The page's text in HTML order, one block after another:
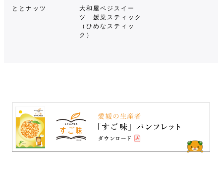
ととナッツ
大和屋ベジスイー
ツ 媛菜スティック
（ひめなスティッ
ク）